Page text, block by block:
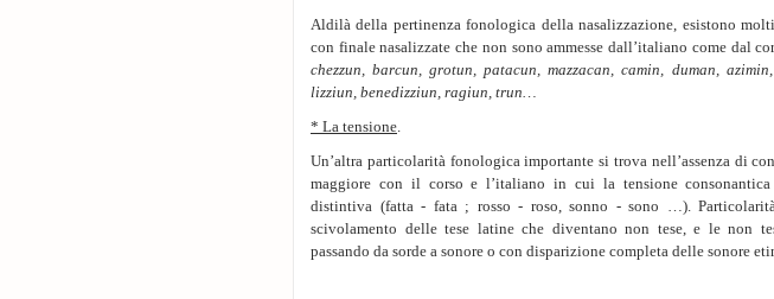
Aldilà della pertinenza fonologica della nasalizzazione, esistono
con finale nasalizzate che non sono ammesse dall’italiano come dal
chezzun, barcun, grotun, patacun, mazzacan, camin, duman,
lizziun, benedizziun, ragiun, trun…
* La tensione.
Un’altra particolarità fonologica importante si trova nell’assenza di
maggiore con il corso e l’italiano in cui la tensione consonantica
distintiva (fatta - fata ; rosso - roso, sonno - sono …).
scivolamento delle tese latine che diventano non tese, e le non
passando da sorde a sonore o con disparizione completa delle sonore